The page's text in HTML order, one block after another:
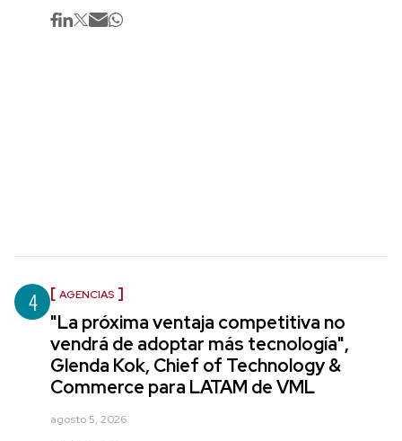
4 AGENCIAS
"La próxima ventaja competitiva no
vendrá de adoptar más tecnología",
Glenda Kok, Chief of Technology &
Commerce para LATAM de VML
agosto 5, 2026